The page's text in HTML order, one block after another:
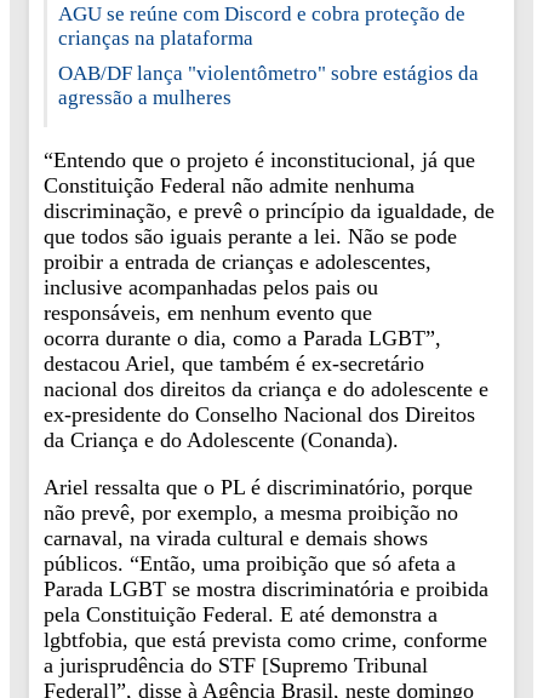
AGU se reúne com Discord e cobra proteção de
crianças na plataforma
OAB/DF lança "violentômetro" sobre estágios da
agressão a mulheres
“Entendo que o projeto é inconstitucional, já que
Constituição Federal não admite nenhuma
discriminação, e prevê o princípio da igualdade, de
que todos são iguais perante a lei. Não se pode
proibir a entrada de crianças e adolescentes,
inclusive acompanhadas pelos pais ou
responsáveis, em nenhum evento que
ocorra durante o dia, como a Parada LGBT”,
destacou Ariel, que também é ex-secretário
nacional dos direitos da criança e do adolescente e
ex-presidente do Conselho Nacional dos Direitos
da Criança e do Adolescente (Conanda).
Ariel ressalta que o PL é discriminatório, porque
não prevê, por exemplo, a mesma proibição no
carnaval, na virada cultural e demais shows
públicos. “Então, uma proibição que só afeta a
Parada LGBT se mostra discriminatória e proibida
pela Constituição Federal. E até demonstra a
lgbtfobia, que está prevista como crime, conforme
a jurisprudência do STF [Supremo Tribunal
Federal]”, disse à Agência Brasil, neste domingo